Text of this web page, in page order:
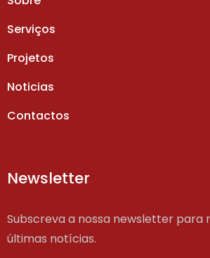
Serviços
Projetos
Noticias
Contactos
Newsletter
Subscreva a nossa newsletter para
últimas notícias.